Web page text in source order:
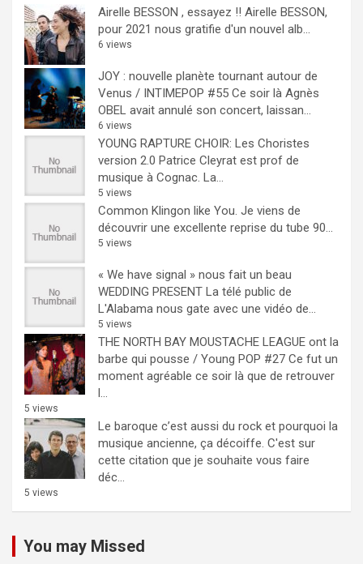
Airelle BESSON , essayez !! Airelle BESSON,
pour 2021 nous gratifie d'un nouvel alb...
6 views
JOY : nouvelle planète tournant autour de
Venus / INTIMEPOP #55 Ce soir là Agnès
OBEL avait annulé son concert, laissan...
6 views
YOUNG RAPTURE CHOIR: Les Choristes
version 2.0 Patrice Cleyrat est prof de
musique à Cognac. La...
5 views
Common Klingon like You. Je viens de
découvrir une excellente reprise du tube 90...
5 views
« We have signal » nous fait un beau
WEDDING PRESENT La télé public de
L'Alabama nous gate avec une vidéo de...
5 views
THE NORTH BAY MOUSTACHE LEAGUE ont la
barbe qui pousse / Young POP #27 Ce fut un
moment agréable ce soir là que de retrouver
l...
5 views
Le baroque c’est aussi du rock et pourquoi la
musique ancienne, ça décoiffe. C'est sur
cette citation que je souhaite vous faire
déc...
5 views
You may Missed